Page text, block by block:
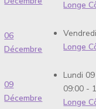
Longe
06
Décembre
Longe
09
Décembre
Lundi
09:00 -
Longe